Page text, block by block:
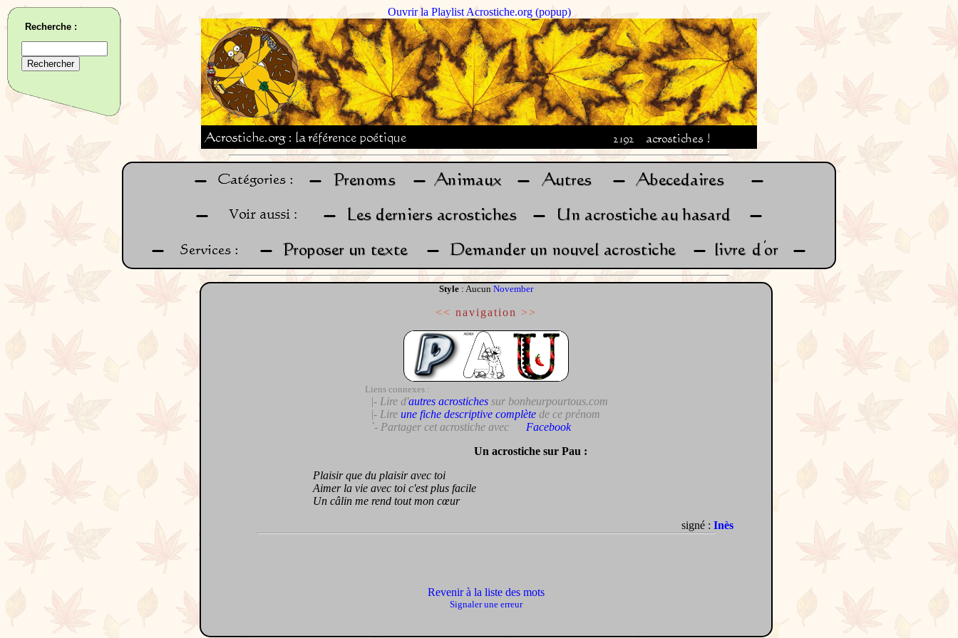
Ouvrir la Playlist Acrostiche.org (popup)
Style : Aucun November
<< navigation >>
Liens connexes :
|- Lire d'autres acrostichessur bonheurpourtous.com
|- Lire une fiche descriptive complètede ce prénom
`- Partager cet acrostiche avec
Facebook
Un acrostiche sur Pau :
Plaisir que du plaisir avec toi
Aimer la vie avec toi c'est plus facile
Un câlin me rend tout mon cœur
signé : Inès
Revenir à la liste des mots
Signaler une erreur
Recherche :